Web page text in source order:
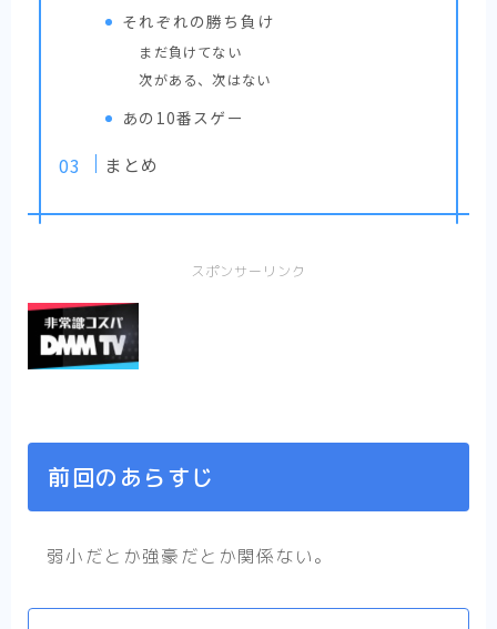
それぞれの勝ち負け
まだ負けてない
次がある、次はない
あの10番スゲー
まとめ
スポンサーリンク
前回のあらすじ
弱小だとか強豪だとか関係ない。